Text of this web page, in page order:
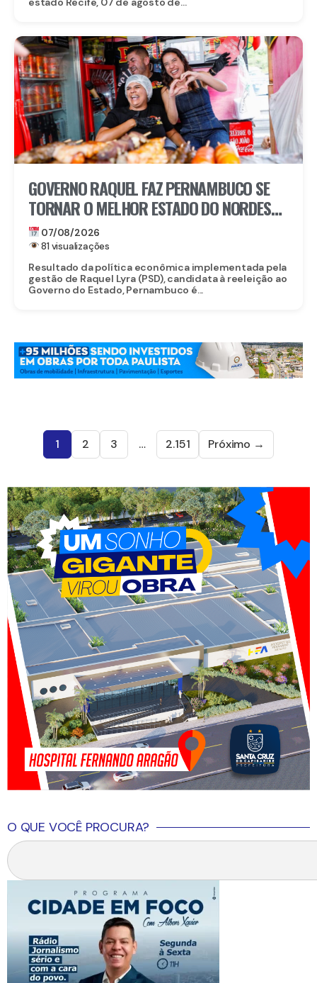
GOVERNO RAQUEL FAZ PERNAMBUCO SE
TORNAR O MELHOR ESTADO DO NORDESTE
PARA EMPREENDER E AVANÇA AO TOP 3
NACIONAL
07/08/2026
81 visualizações
Resultado da política econômica implementada pela
gestão de Raquel Lyra (PSD), candidata à reeleição ao
Governo do Estado, Pernambuco é...
1 2 3 … 2.151 Próximo →
O QUE VOCÊ PROCURA?